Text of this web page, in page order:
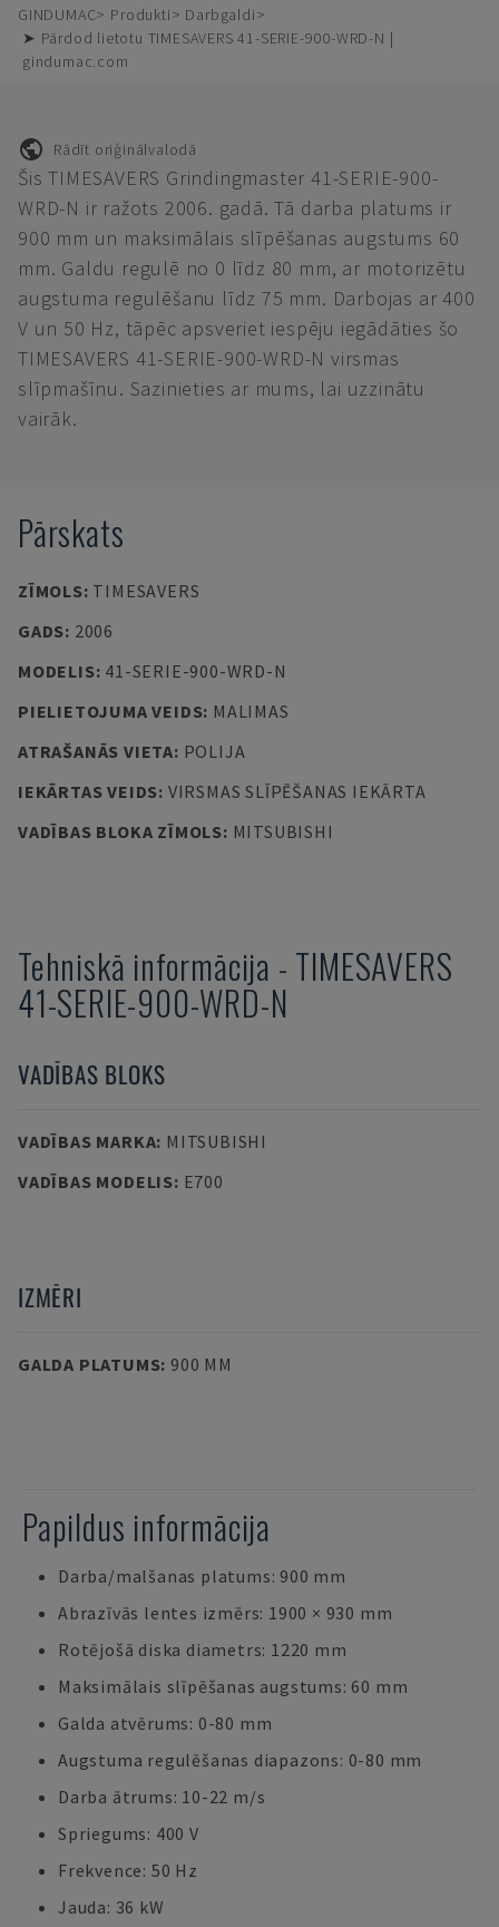
GINDUMAC Produkti
Darbgaldi
➤ Pārdod lietotu TIMESAVERS 41-SERIE-900-WRD-N |
gindumac.com
Rādīt oriģinālvalodā
Šis TIMESAVERS Grindingmaster 41-SERIE-900-
WRD-N ir ražots 2006. gadā. Tā darba platums ir
900 mm un maksimālais slīpēšanas augstums 60
mm. Galdu regulē no 0 līdz 80 mm, ar motorizētu
augstuma regulēšanu līdz 75 mm. Darbojas ar 400
V un 50 Hz, tāpēc apsveriet iespēju iegādāties šo
TIMESAVERS 41-SERIE-900-WRD-N virsmas
slīpmašīnu. Sazinieties ar mums, lai uzzinātu
vairāk.
Pārskats
ZĪMOLS: TIMESAVERS
GADS: 2006
MODELIS: 41-SERIE-900-WRD-N
PIELIETOJUMA VEIDS: MALIMAS
ATRAŠANĀS VIETA: POLIJA
IEKĀRTAS VEIDS: VIRSMAS SLĪPĒŠANAS IEKĀRTA
VADĪBAS BLOKA ZĪMOLS: MITSUBISHI
Tehniskā informācija - TIMESAVERS
41-SERIE-900-WRD-N
VADĪBAS BLOKS
VADĪBAS MARKA: MITSUBISHI
VADĪBAS MODELIS: E700
IZMĒRI
GALDA PLATUMS: 900 MM
Papildus informācija
Darba/malšanas platums: 900 mm
Abrazīvās lentes izmērs: 1900 × 930 mm
Rotējošā diska diametrs: 1220 mm
Maksimālais slīpēšanas augstums: 60 mm
Galda atvērums: 0-80 mm
Augstuma regulēšanas diapazons: 0-80 mm
Darba ātrums: 10-22 m/s
Spriegums: 400 V
Frekvence: 50 Hz
Jauda: 36 kW